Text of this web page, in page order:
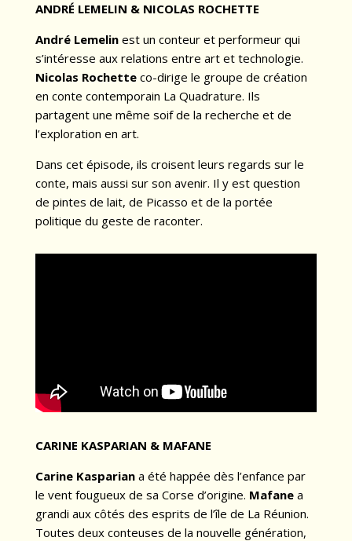
ANDRÉ LEMELIN & NICOLAS ROCHETTE
André Lemelinest un conteur et performeur qui
s’intéresse aux relations entre art et technologie.
Nicolas Rochetteco-dirige le groupe de création
en conte contemporain La Quadrature. Ils
partagent une même soif de la recherche et de
l’exploration en art.
Dans cet épisode, ils croisent leurs regards sur le
conte, mais aussi sur son avenir. Il y est question
de pintes de lait, de Picasso et de la portée
politique du geste de raconter.
CARINE KASPARIAN & MAFANE
Carine Kaspariana été happée dès l’enfance par
le vent fougueux de sa Corse d’origine. Mafanea
grandi aux côtés des esprits de l’île de La Réunion.
Toutes deux conteuses de la nouvelle génération,